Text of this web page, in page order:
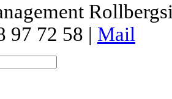
97 72 58 | Mail